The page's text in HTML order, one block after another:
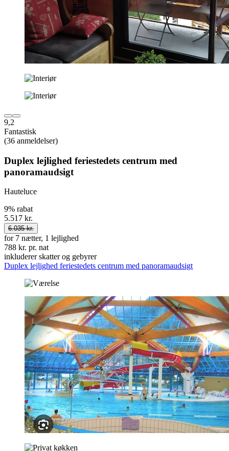
9,2
Fantastisk
(36 anmeldelser)
Duplex lejlighed feriestedets centrum med
panoramaudsigt
Hauteluce
9% rabat
5.517 kr.
6.035 kr.
for 7 nætter, 1 lejlighed
788 kr. pr. nat
inkluderer skatter og gebyrer
Duplex lejlighed feriestedets centrum med panoramaudsigt